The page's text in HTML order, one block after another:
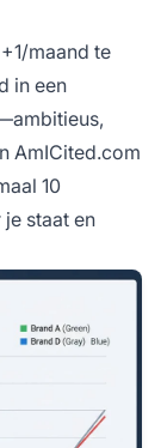
maand te
in een
AmICited.com
10
staat en